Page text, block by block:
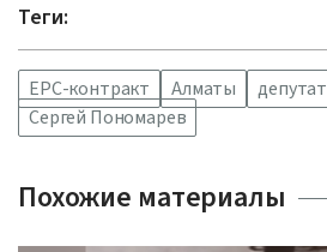
Теги:
EPC-контракт Алматы депутат
Сергей Пономарев
Похожие материалы